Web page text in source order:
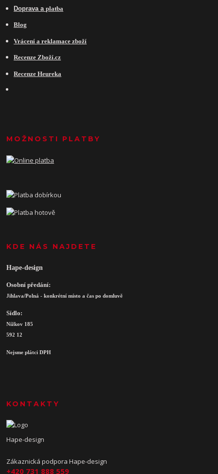
Doprava aplatba
Blog
Vrácení a reklamace zboží
Recenze Zboží.cz
Recenze Heureka
MOŽNOSTI PLATBY
KDE NÁS NAJDETE
Hape-design
Osobní předání:
Jihlava/Polná - konkrétní místo a čas po domluvě
Sídlo:
Nížkov 185
592 12
Nejsme plátci DPH
KONTAKTY
Hape-design
Zákaznická podpora Hape-design
+420 731 888 559